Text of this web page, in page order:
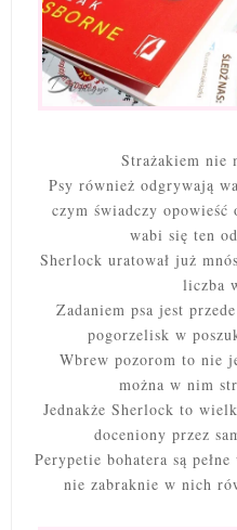
Strażakiem nie
Psy również odgrywają
czym świadczy opowieść
wabi się ten
Sherlock uratował już
liczba
Zadaniem psa jest
pogorzelisk w
Wbrew pozorom to nie
można w nim
Jednakże Sherlock to
doceniony przez
Perypetie bohatera są
nie zabraknie w nich